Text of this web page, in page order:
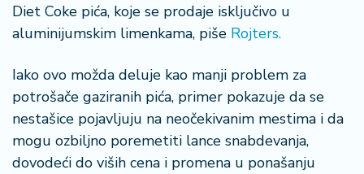
Diet Coke pića, koje se prodaje isključivo u
aluminijumskim limenkama, piše Rojters.
Iako ovo možda deluje kao manji problem za
potrošače gaziranih pića, primer pokazuje da se
nestašice pojavljuju na neočekivanim mestima i da
mogu ozbiljno poremetiti lance snabdevanja,
dovodeći do viših cena i promena u ponašanju